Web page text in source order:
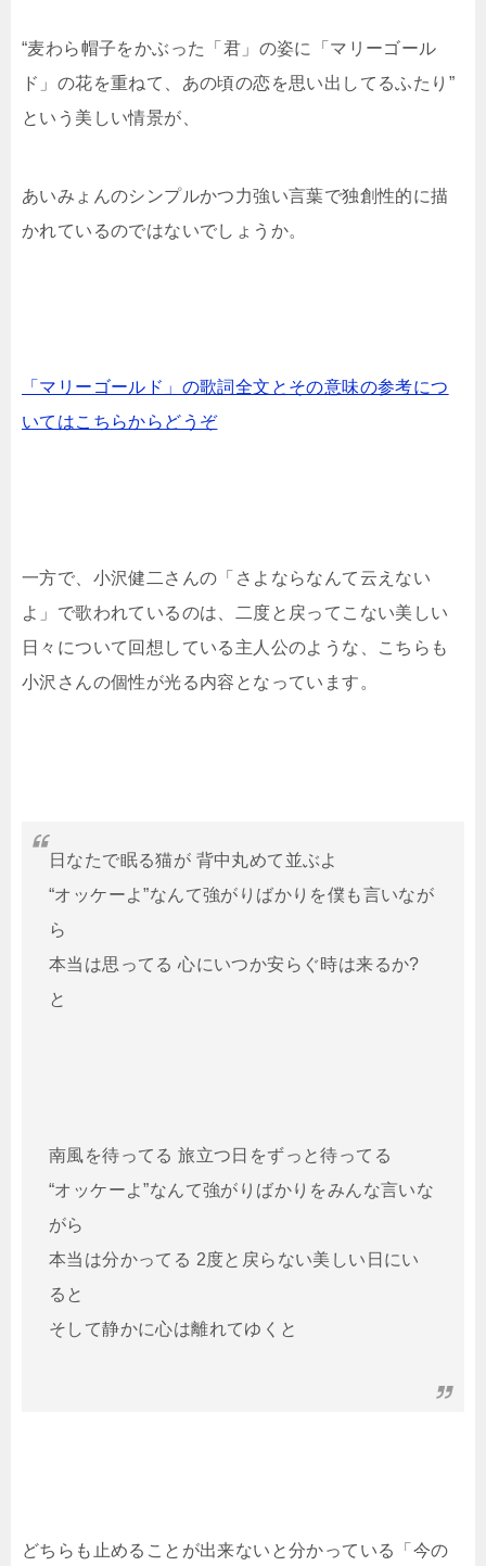
“麦わら帽子をかぶった「君」の姿に「マリーゴール
ド」の花を重ねて、あの頃の恋を思い出してるふたり”
という美しい情景が、
あいみょんのシンプルかつ力強い言葉で独創性的に描
かれているのではないでしょうか。
「マリーゴールド」の歌詞全文とその意味の参考につ
いてはこちらからどうぞ
一方で、小沢健二さんの「さよならなんて云えない
よ」で歌われているのは、二度と戻ってこない美しい
日々について回想している主人公のような、こちらも
小沢さんの個性が光る内容となっています。
日なたで眠る猫が 背中丸めて並ぶよ
“オッケーよ”なんて強がりばかりを僕も言いなが
ら
本当は思ってる 心にいつか安らぐ時は来るか?
と
南風を待ってる 旅立つ日をずっと待ってる
“オッケーよ”なんて強がりばかりをみんな言いな
がら
本当は分かってる 2度と戻らない美しい日にい
ると
そして静かに心は離れてゆくと
どちらも止めることが出来ないと分かっている「今の